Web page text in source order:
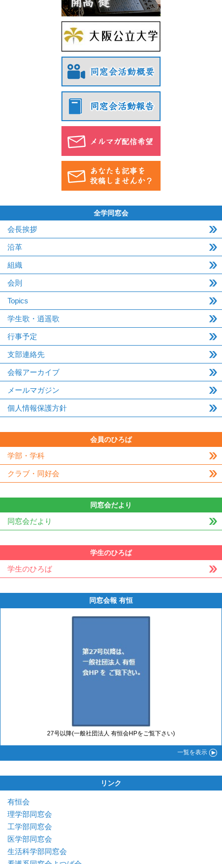
全学同窓会
会長挨拶
沿革
組織
会則
Topics
学生歌・逍遥歌
行事予定
支部連絡先
会報アーカイブ
メールマガジン
個人情報保護方針
会員のひろば
学部・学科
クラブ・同好会
同窓会だより
同窓会だより
学生のひろば
学生のひろば
同窓会報 有恒
27号以降(一般社団法人 有恒会HPをご覧下さい)
一覧を表示
リンク
有恒会
理学部同窓会
工学部同窓会
医学部同窓会
生活科学部同窓会